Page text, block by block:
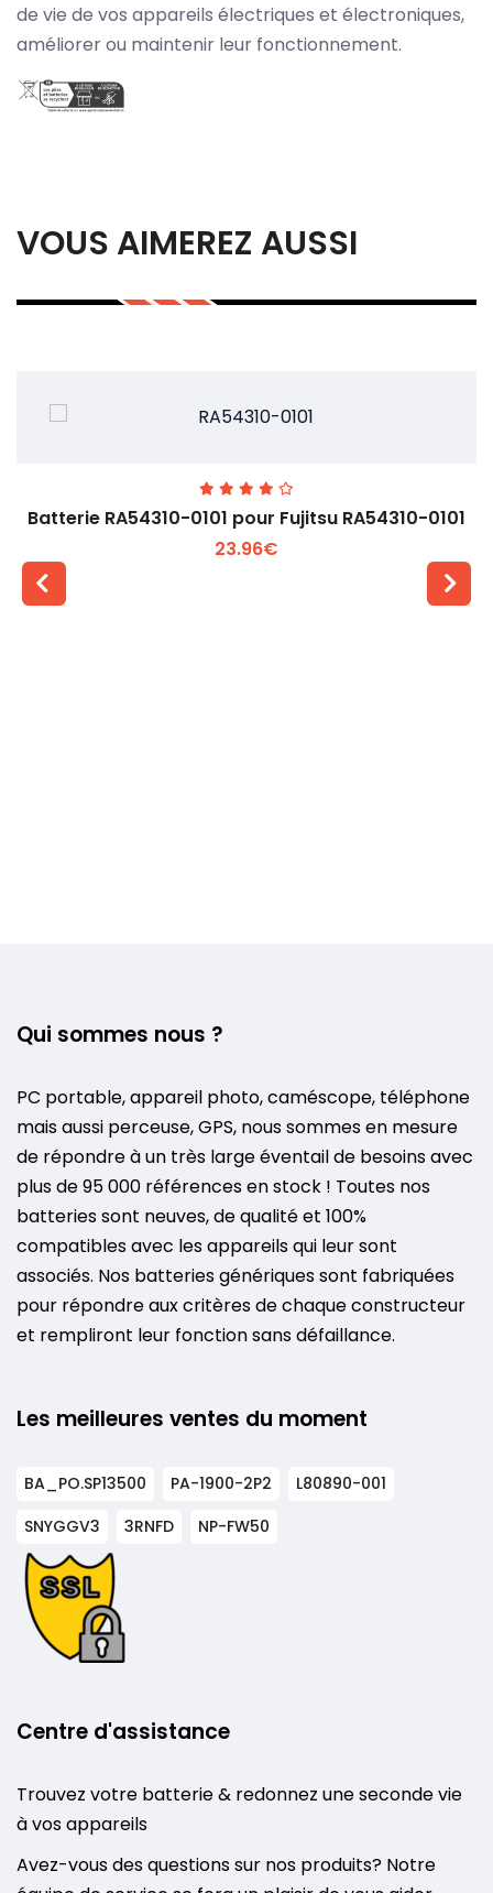
de vie de vos appareils électriques et électroniques,
améliorer ou maintenir leur fonctionnement.
VOUS AIMEREZ AUSSI
Batterie RA54310-0101 pour Fujitsu RA54310-0101
23.96€
Qui sommes nous ?
PC portable, appareil photo, caméscope, téléphone
mais aussi perceuse, GPS, nous sommes en mesure
de répondre à un très large éventail de besoins avec
plus de 95 000 références en stock ! Toutes nos
batteries sont neuves, de qualité et 100%
compatibles avec les appareils qui leur sont
associés. Nos batteries génériques sont fabriquées
pour répondre aux critères de chaque constructeur
et rempliront leur fonction sans défaillance.
Les meilleures ventes du moment
BA_PO.SP13500 PA-1900-2P2
L80890-001
SNYGGV3
3RNFD NP-FW50
Centre d'assistance
Trouvez votre batterie & redonnez une seconde vie
à vos appareils
Avez-vous des questions sur nos produits? Notre